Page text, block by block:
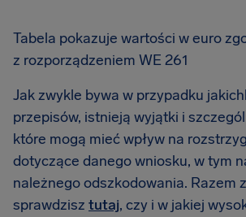
Tabela pokazuje wartości w euro
z rozporządzeniem WE 261
Jak zwykle bywa w przypadku
przepisów, istnieją wyjątki i
które mogą mieć wpływ na
dotyczące danego wniosku, w tym
należnego odszkodowania. Razem
sprawdzisz tutaj, czy i w jakiej